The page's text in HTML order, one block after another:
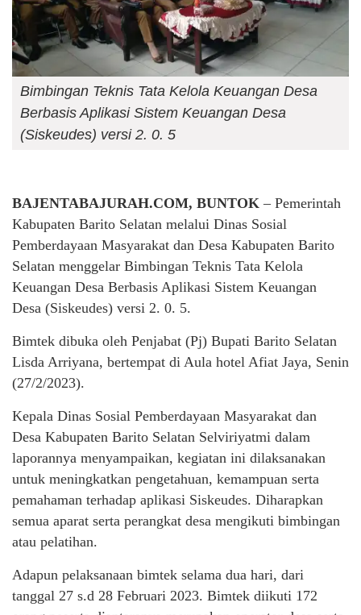
Bimbingan Teknis Tata Kelola Keuangan Desa
Berbasis Aplikasi Sistem Keuangan Desa
(Siskeudes) versi 2. 0. 5
BAJENTABAJURAH.COM, BUNTOK – Pemerintah
Kabupaten Barito Selatan melalui Dinas Sosial
Pemberdayaan Masyarakat dan Desa Kabupaten Barito
Selatan menggelar Bimbingan Teknis Tata Kelola
Keuangan Desa Berbasis Aplikasi Sistem Keuangan
Desa (Siskeudes) versi 2. 0. 5.
Bimtek dibuka oleh Penjabat (Pj) Bupati Barito Selatan
Lisda Arriyana, bertempat di Aula hotel Afiat Jaya, Senin
(27/2/2023).
Kepala Dinas Sosial Pemberdayaan Masyarakat dan
Desa Kabupaten Barito Selatan Selviriyatmi dalam
laporannya menyampaikan, kegiatan ini dilaksanakan
untuk meningkatkan pengetahuan, kemampuan serta
pemahaman terhadap aplikasi Siskeudes. Diharapkan
semua aparat serta perangkat desa mengikuti bimbingan
atau pelatihan.
Adapun pelaksanaan bimtek selama dua hari, dari
tanggal 27 s.d 28 Februari 2023. Bimtek diikuti 172